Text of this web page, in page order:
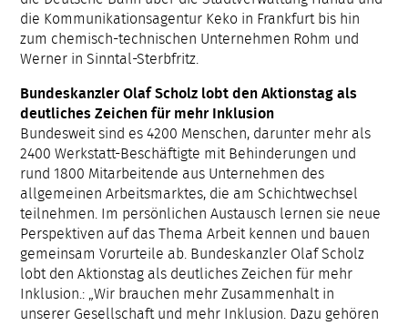
die Kommunikationsagentur Keko in Frankfurt bis hin
zum chemisch-technischen Unternehmen Rohm und
Werner in Sinntal-Sterbfritz.
Bundeskanzler Olaf Scholz lobt den Aktionstag als
deutliches Zeichen für mehr Inklusion
Bundesweit sind es 4200 Menschen, darunter mehr als
2400 Werkstatt-Beschäftigte mit Behinderungen und
rund 1800 Mitarbeitende aus Unternehmen des
allgemeinen Arbeitsmarktes, die am Schichtwechsel
teilnehmen. Im persönlichen Austausch lernen sie neue
Perspektiven auf das Thema Arbeit kennen und bauen
gemeinsam Vorurteile ab. Bundeskanzler Olaf Scholz
lobt den Aktionstag als deutliches Zeichen für mehr
Inklusion.: „Wir brauchen mehr Zusammenhalt in
unserer Gesellschaft und mehr Inklusion. Dazu gehören